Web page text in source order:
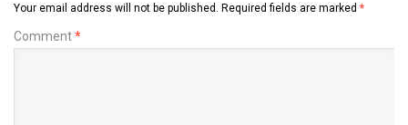
Your email address will not be published. Required fields are marked *
Comment*